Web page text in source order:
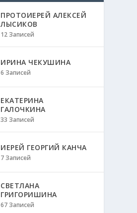
ПРОТОИЕРЕЙ АЛЕКСЕЙ
ЛЫСИКОВ
12 Записей
ИРИНА ЧЕКУШИНА
6 Записей
ЕКАТЕРИНА
ГАЛОЧКИНА
33 Записей
ИЕРЕЙ ГЕОРГИЙ КАНЧА
7 Записей
СВЕТЛАНА
ГРИГОРИШИНА
67 Записей